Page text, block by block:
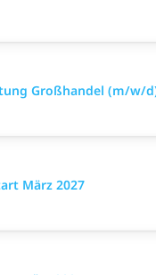
Großhandel (m/w/
März 2027